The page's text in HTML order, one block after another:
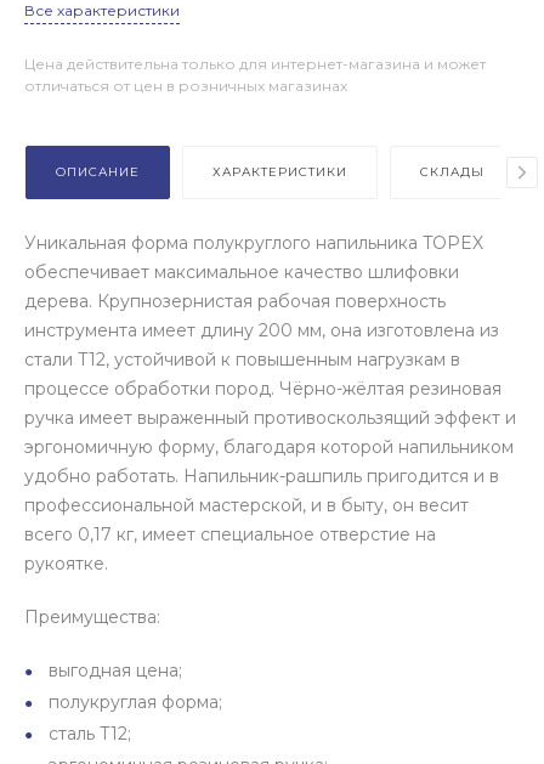
Все характеристики
Цена действительна только для интернет-магазина и может
отличаться от цен в розничных магазинах
ОПИСАНИЕ ХАРАКТЕРИСТИКИ СКЛАДЫ
Уникальная форма полукруглого напильника TOPEX
обеспечивает максимальное качество шлифовки
дерева. Крупнозернистая рабочая поверхность
инструмента имеет длину 200 мм, она изготовлена из
стали Т12, устойчивой к повышенным нагрузкам в
процессе обработки пород. Чёрно-жёлтая резиновая
ручка имеет выраженный противоскользящий эффект и
эргономичную форму, благодаря которой напильником
удобно работать. Напильник-рашпиль пригодится и в
профессиональной мастерской, и в быту, он весит
всего 0,17 кг, имеет специальное отверстие на
рукоятке.
Преимущества:
выгодная цена;
полукруглая форма;
сталь Т12;